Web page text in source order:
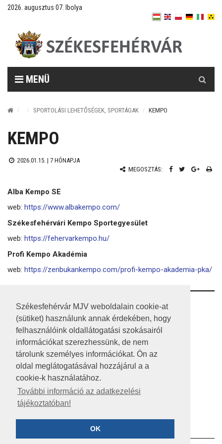
Székesfehérvár MJV weboldalain cookie-at
(sütiket) használunk annak érdekében, hogy
felhasználóink oldallátogatási szokásairól
információkat szerezhessünk, de nem
tárolunk személyes információkat. Ön az
oldal meglátogatásával hozzájárul a a
cookie-k használatához.
További információ az adatkezelési
tájékoztatóban!
OK
2026. augusztus 07. Ibolya
MENÜ
SPORTOLÁSI LEHETŐSÉGEK, SPORTÁGAK KEMPO
KEMPO
2026.01.15. | 7 HÓNAPJA
MEGOSZTÁS:
Alba Kempo SE
web: https://www.albakempo.com/
Székesfehérvári Kempo Sportegyesület
web: https://fehervarkempo.hu/
Profi Kempo Akadémia
web: https://zenbukankempo.com/profi-kempo-akademia-pka/
RSS
A HONLAP 2017.03.31-I ÁLLAPOTA
JOGI NYILATKOZAT
IMPRESSZUM
KÖZÉRDEKŰ ADATOK